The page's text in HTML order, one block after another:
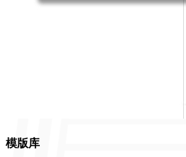
模版库